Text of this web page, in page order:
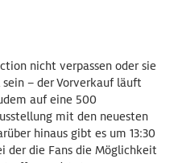
nicht verpassen oder sie
– der Vorverkauf läuft
auf eine 500
mit den neuesten
hinaus gibt es um 13:30
der die Fans die Möglichkeit